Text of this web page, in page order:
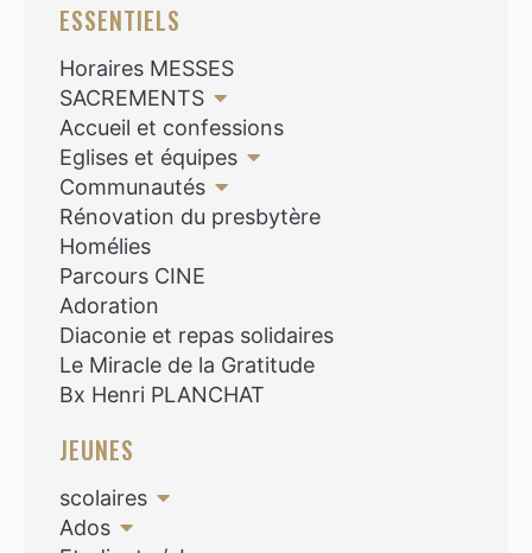
ESSENTIELS
Horaires MESSES
SACREMENTS
Accueil et confessions
Eglises et équipes
Communautés
Rénovation du presbytère
Homélies
Parcours CINE
Adoration
Diaconie et repas solidaires
Le Miracle de la Gratitude
Bx Henri PLANCHAT
JEUNES
scolaires
Ados